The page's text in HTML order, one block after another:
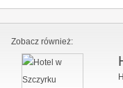
Zobacz również: